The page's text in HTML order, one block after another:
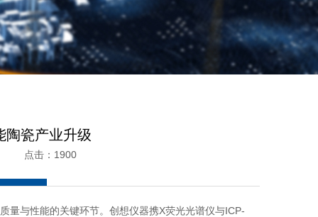
陶瓷产业升级
点击：1900
量与性能的关键环节。创想仪器携X荧光光谱仪与ICP-